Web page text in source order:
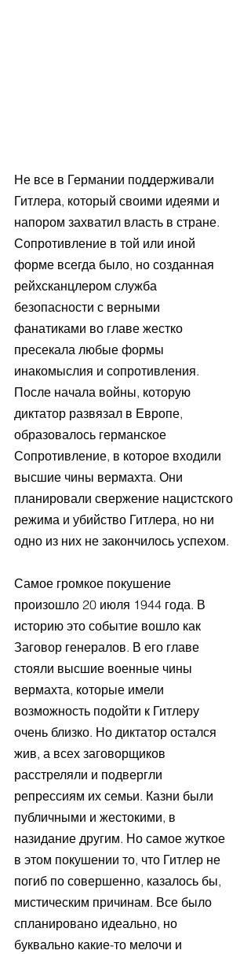
Не все в Германии поддерживали
Гитлера, который своими идеями и
напором захватил власть в стране.
Сопротивление в той или иной
форме всегда было, но созданная
рейхсканцлером служба
безопасности с верными
фанатиками во главе жестко
пресекала любые формы
инакомыслия и сопротивления.
После начала войны, которую
диктатор развязал в Европе,
образовалось германское
Сопротивление, в которое входили
высшие чины вермахта. Они
планировали свержение нацистского
режима и убийство Гитлера, но ни
одно из них не закончилось успехом.
Самое громкое покушение
произошло 20 июля 1944 года. В
историю это событие вошло как
Заговор генералов. В его главе
стояли высшие военные чины
вермахта, которые имели
возможность подойти к Гитлеру
очень близко. Но диктатор остался
жив, а всех заговорщиков
расстреляли и подвергли
репрессиям их семьи. Казни были
публичными и жестокими, в
назидание другим. Но самое жуткое
в этом покушении то, что Гитлер не
погиб по совершенно, казалось бы,
мистическим причинам. Все было
спланировано идеально, но
буквально какие-то мелочи и